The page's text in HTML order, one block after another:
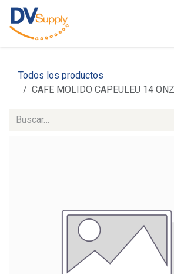
Ir al contenido
Todos los productos
CAFE MOLIDO CAPEULEU 14